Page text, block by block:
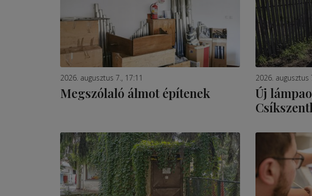
2026. augusztus 7., 17:11
Megszólaló álmot építenek
2026. augusztus
Új